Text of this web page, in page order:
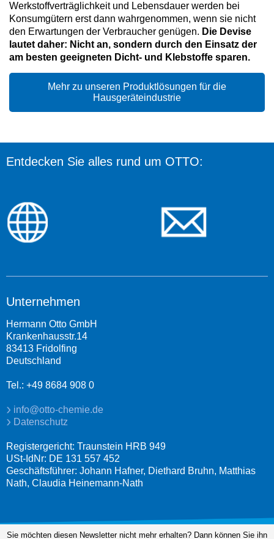
Werkstoffverträglichkeit und Lebensdauer werden bei
Konsumgütern erst dann wahrgenommen, wenn sie nicht
den Erwartungen der Verbraucher genügen. Die Devise
lautet daher: Nicht an, sondern durch den Einsatz der
am besten geeigneten Dicht- und Klebstoffe sparen.
Mehr zu unseren Produktlösungen für die
Hausgeräteindustrie
Entdecken Sie alles rund um OTTO:
Unternehmen
Hermann Otto GmbH
Krankenhausstr.14
83413 Fridolfing
Deutschland
Tel.: +49 8684 908 0
info@otto-chemie.de
Datenschutz
Registergericht: Traunstein HRB 949
USt-IdNr: DE 131 557 452
Geschäftsführer: Johann Hafner, Diethard Bruhn, Matthias
Nath, Claudia Heinemann-Nath
Sie möchten diesen Newsletter nicht mehr erhalten? Dann können Sie ihn